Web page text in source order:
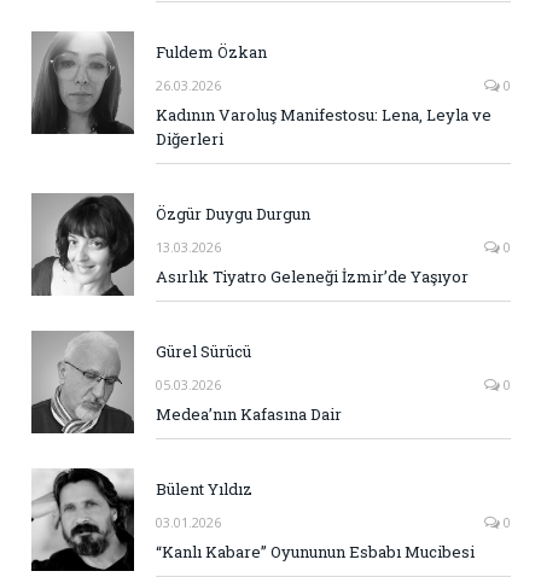
Fuldem Özkan
26.03.2026 0
Kadının Varoluş Manifestosu: Lena, Leyla ve
Diğerleri
Özgür Duygu Durgun
13.03.2026 0
Asırlık Tiyatro Geleneği İzmir’de Yaşıyor
Gürel Sürücü
05.03.2026 0
Medea’nın Kafasına Dair
Bülent Yıldız
03.01.2026 0
“Kanlı Kabare” Oyununun Esbabı Mucibesi